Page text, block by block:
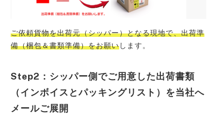
ご依頼貨物を出荷元（シッパー）となる現地で、出荷準
備（梱包＆書類準備）をお願いします。
Step2：シッパー側でご用意した出荷書類
（インボイスとパッキングリスト）を当社へ
メールご展開